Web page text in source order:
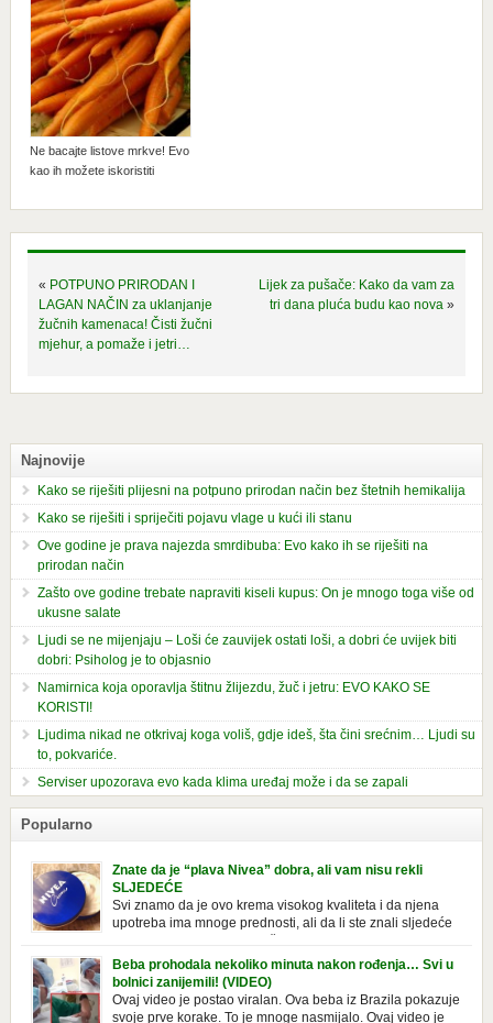
Ne bacajte listove mrkve! Evo
kao ih možete iskoristiti
« POTPUNO PRIRODAN I
LAGAN NAČIN za uklanjanje
žučnih kamenaca! Čisti žučni
mjehur, a pomaže i jetri…
Lijek za pušače: Kako da vam za
tri dana pluća budu kao nova »
Najnovije
Kako se riješiti plijesni na potpuno prirodan način bez štetnih hemikalija
Kako se riješiti i spriječiti pojavu vlage u kući ili stanu
Ove godine je prava najezda smrdibuba: Evo kako ih se riješiti na
prirodan način
Zašto ove godine trebate napraviti kiseli kupus: On je mnogo toga više od
ukusne salate
Ljudi se ne mijenjaju – Loši će zauvijek ostati loši, a dobri će uvijek biti
dobri: Psiholog je to objasnio
Namirnica koja oporavlja štitnu žlijezdu, žuč i jetru: EVO KAKO SE
KORISTI!
Ljudima nikad ne otkrivaj koga voliš, gdje ideš, šta čini srećnim… Ljudi su
to, pokvariće.
Serviser upozorava evo kada klima uređaj može i da se zapali
Popularno
Znate da je “plava Nivea” dobra, ali vam nisu rekli
SLJEDEĆE
Svi znamo da je ovo krema visokog kvaliteta i da njena
upotreba ima mnoge prednosti, ali da li ste znali sljedeće
o njoj. Nivea krema u klasičnoj, plavoj kutiji,
prepoznatljivog mirisa i jednostavne formule, jeste nezamenljiv inventar
u kupatilima i muškaraca i žena. Mnogi ljudi se ne odvajaju od nje, pa je
čak nose sa […]
Beba prohodala nekoliko minuta nakon rođenja… Svi u
bolnici zanijemili! (VIDEO)
Ovaj video je postao viralan. Ova beba iz Brazila pokazuje
svoje prve korake. To je mnoge nasmijalo. Ovaj video je